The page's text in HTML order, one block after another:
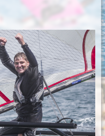
Next